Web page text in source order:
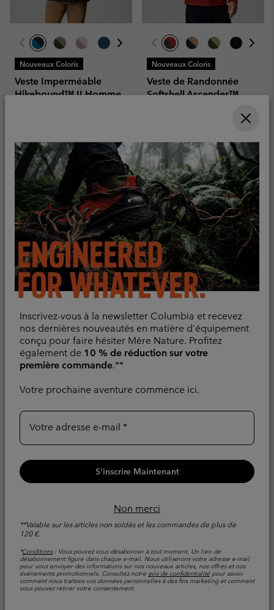
Inscrivez-vous à la newsletter Columbia et recevez
nos dernières nouveautés en matière d’équipement
conçu pour faire hésiter Mère Nature. Profitez
également de 10 % de réduction sur votre
première commande.**
Votre prochaine aventure commence ici.
Votre adresse e-mail
S'inscrire Maintenant
Non merci
**Valable sur les articles non soldés et les commandes de plus de
120 €.
*Conditions: Vous pouvez vous désabonner à tout moment. Un lien de
désabonnement figure dans chaque e-mail. Nous utiliserons votre adresse e-mail
pour vous envoyer des informations sur nos nouveaux articles, nos offres et nos
événements promotionnels. Consultez notre avis de confidentialité pour savoir
comment nous traitons vos données personnelles à des fins marketing et comment
vous pouvez retirer votre consentement.
Nouveaux Coloris
Veste Imperméable
Hikebound™ II Homme
Comparer
Nouveaux Coloris
Veste de Randonnée
Softshell Ascender™
Minimum sale price:
70,00 €-Maximum price:
100,00 €
Comparer
Trouvez la veste idéale
avec notre guide dédié.
Trouver Ma Veste
Whistler Peak™ Homme
Matière Recyclée
Comparer